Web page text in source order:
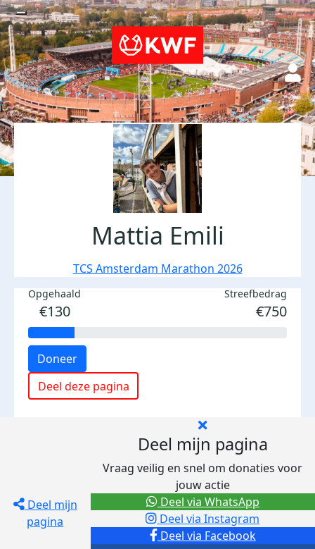
Mattia Emili
TCS Amsterdam Marathon 2026
Opgehaald
€130
Streefbedrag
€750
Doneer
Deel deze pagina
Deel mijn
pagina
Deel mijn pagina
Vraag veilig en snel om donaties voor
jouw actie
Deel via Facebook
Deel via Instagram
Deel via WhatsApp